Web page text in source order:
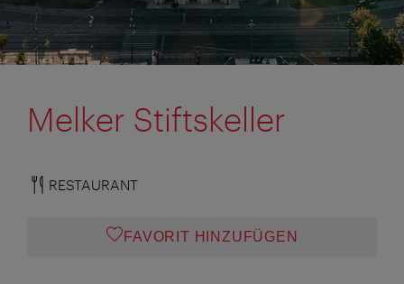
Melker Stiftskeller
RESTAURANT
FAVORIT HINZUFÜGEN